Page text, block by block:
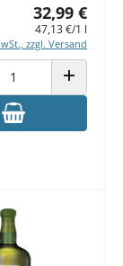
32,99 €
47,13 €/1 l
zzgl. Versand
ANZAHL